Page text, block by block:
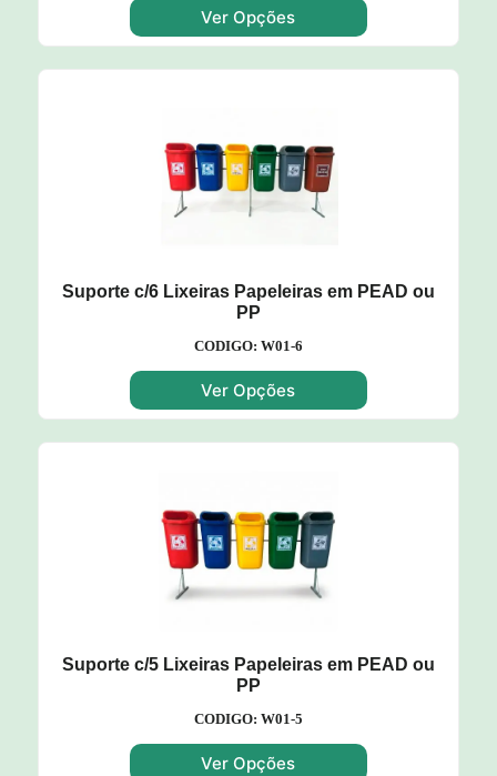
Ver Opções
Suporte c/6 Lixeiras Papeleiras em PEAD ou
PP
CODIGO: W01-6
Ver Opções
Suporte c/5 Lixeiras Papeleiras em PEAD ou
PP
CODIGO: W01-5
Ver Opções